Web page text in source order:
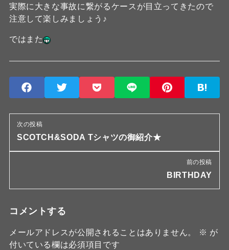
実際に大きな事故に繋がるケースが目立ってきたので
注意して楽しみましょう♪
ではまた
次の投稿
SCOTCH&SODA Tシャツの御紹介★
前の投稿
BIRTHDAY
コメントする
メールアドレスが公開されることはありません。 ※ が
付いている欄は必須項目です